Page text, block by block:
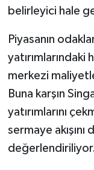
belirleyici hale
Piyasanın
yatırımlarındaki
merkezi
Buna karşın
yatırımlarını
sermaye